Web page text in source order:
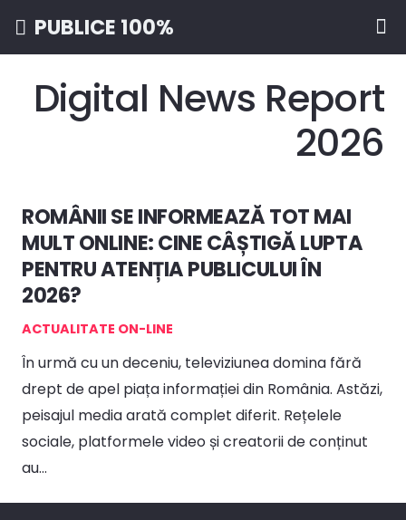
PUBLICE 100%
Digital News Report
2026
ROMÂNII SE INFORMEAZĂ TOT MAI
MULT ONLINE: CINE CÂȘTIGĂ LUPTA
PENTRU ATENȚIA PUBLICULUI ÎN
2026?
ACTUALITATE ON-LINE
În urmă cu un deceniu, televiziunea domina fără
drept de apel piața informației din România. Astăzi,
peisajul media arată complet diferit. Rețelele
sociale, platformele video și creatorii de conținut
au…